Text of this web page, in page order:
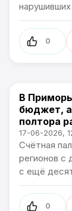
0
Новости
В
бюджет, а
полтора
17-06-2026,
Счётная
регионов
с ещё
0